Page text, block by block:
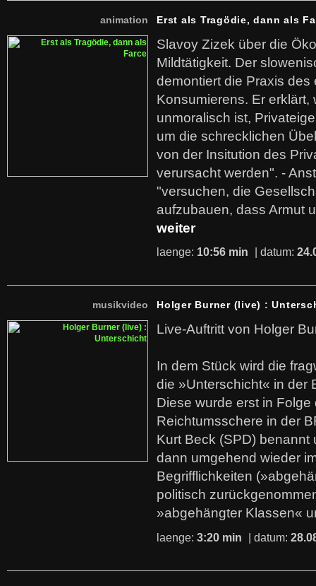
animation Erst als Tragödie, dann als
Slavoy Zizek über die
Mildtätigkeit. Der
demontiert die Praxis des
Konsumierens. Er erklärt,
unmoralisch ist,
um die schrecklichen
von der Insitution des
verursacht werden". -
"versuchen, die
aufzubauen, dass Armut
weiter
laenge: 10:56 min | datum:
musikvideo Holger Burner (live) :
Live-Auftritt von Holger
In dem Stück wird die
die »Unterschicht« in der
Diese wurde erst in
Reichtumsschere in der
Kurt Beck (SPD)
dann umgehend wieder
Begrifflichkeiten
politisch
»abgehängter Klassen«
laenge: 3:20 min | datum: